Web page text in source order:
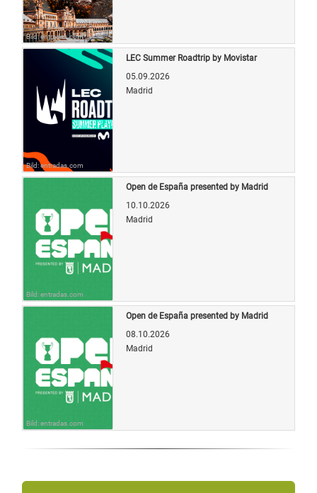
Bild: entradas.com
Bild: entradas.com
LEC Summer Roadtrip by Movistar
05.09.2026
Madrid
Bild: entradas.com
Open de España presented by Madrid
10.10.2026
Madrid
Bild: entradas.com
Open de España presented by Madrid
08.10.2026
Madrid